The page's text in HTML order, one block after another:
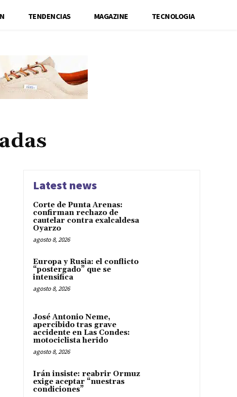
TENDENCIAS MAGAZINE TECNOLOGIA
Latest news
Corte de Punta Arenas:
confirman rechazo de
cautelar contra exalcaldesa
Oyarzo
agosto 8, 2026
Europa y Rusia: el conflicto
“postergado” que se
intensifica
agosto 8, 2026
José Antonio Neme,
apercibido tras grave
accidente en Las Condes:
motociclista herido
agosto 8, 2026
Irán insiste: reabrir Ormuz
exige aceptar “nuestras
condiciones”